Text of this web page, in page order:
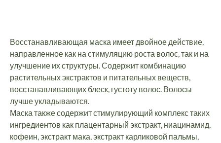
Восстанавливающая маска имеет двойное действие,
направленное как на стимуляцию роста волос, так и на
улучшение их структуры. Содержит комбинацию
растительных экстрактов и питательных веществ,
восстанавливающих блеск, густоту волос. Волосы
лучше укладываются.
Маска также содержит стимулирующий комплекс таких
ингредиентов как плацентарный экстракт, ниацинамид,
кофеин, экстракт мака, экстракт карликовой пальмы,